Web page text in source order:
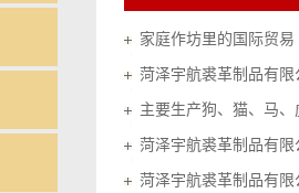
家庭作坊里的国际贸易
菏泽宇航裘革制品有
菏泽宇航裘革制品有限
菏泽宇航裘革制品有限